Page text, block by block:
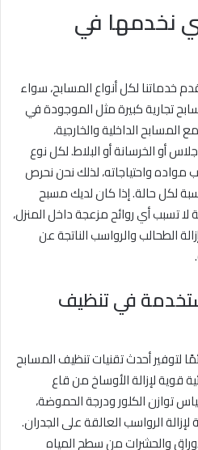
نخدمها في
خدماتنا لكل أنواع المسابح، سواء
تجارية كبيرة مثل الموجودة في
الداخلية والخارجية،
أو الخرسانة أو البلاط. لكل نوع
واحتياجاته، لذلك نحن نحرص
لكل حالة. إذا كان لديك مسبح
تسبب أي روائح مزعجة داخل المنزل،
الطحالب والرواسب الناتجة عن
في تنظيف
لتوفير أحدث تقنيات تنظيف المسابح
لإزالة الأوساخ من قاع
توازن الكلور ودرجة الحموضة،
الرواسب العالقة على الجدران.
والحشرات من سطح المياه